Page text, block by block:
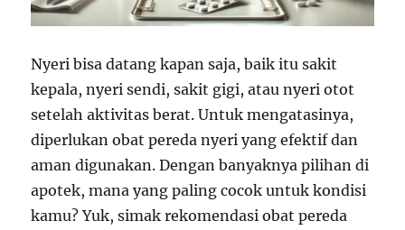
Nyeri bisa datang kapan saja, baik itu sakit
kepala, nyeri sendi, sakit gigi, atau nyeri otot
setelah aktivitas berat. Untuk mengatasinya,
diperlukan obat pereda nyeri yang efektif dan
aman digunakan. Dengan banyaknya pilihan di
apotek, mana yang paling cocok untuk kondisi
kamu? Yuk, simak rekomendasi obat pereda